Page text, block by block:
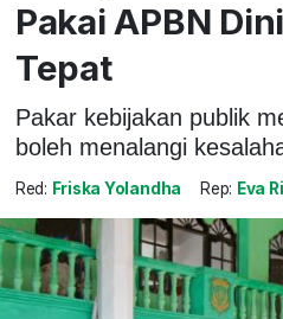
Pakai APBN
Tepat
Pakar kebijakan publik
boleh menalangi
Red: Friska Yolandha Rep: Eva